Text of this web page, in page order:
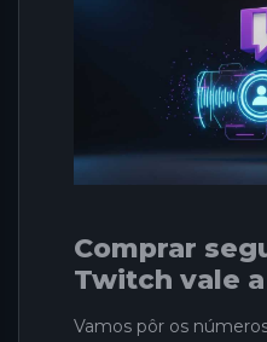
Comprar
Twitch vale
Vamos pôr os